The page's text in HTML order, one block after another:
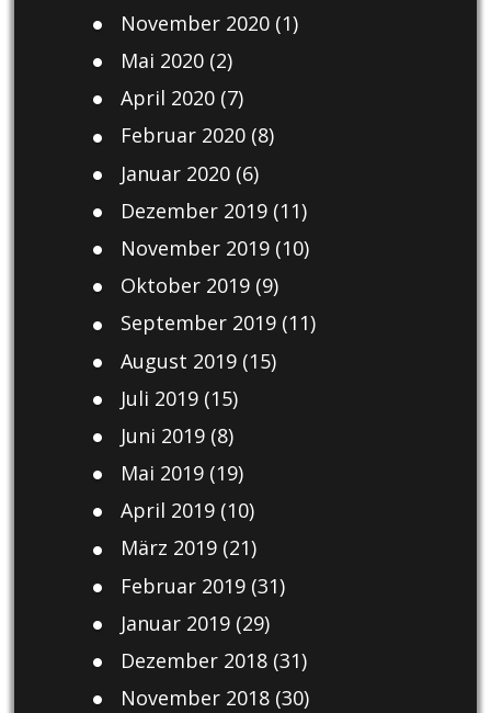
November 2020(1)
Mai 2020(2)
April 2020(7)
Februar 2020(8)
Januar 2020(6)
Dezember 2019(11)
November 2019(10)
Oktober 2019(9)
September 2019(11)
August 2019(15)
Juli 2019(15)
Juni 2019(8)
Mai 2019(19)
April 2019(10)
März 2019(21)
Februar 2019(31)
Januar 2019(29)
Dezember 2018(31)
November 2018(30)